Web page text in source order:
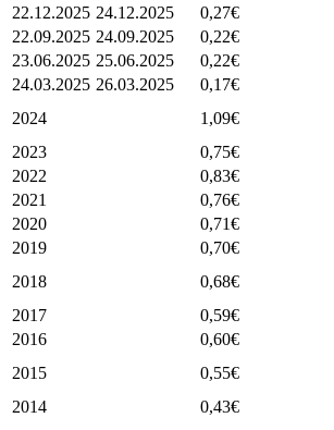
22.12.2025 24.12.2025 0,27€
22.09.2025 24.09.2025 0,22€
23.06.2025 25.06.2025 0,22€
24.03.2025 26.03.2025 0,17€
2024
1,09€
2023
0,75€
2022
0,83€
2021
0,76€
2020
0,71€
2019
0,70€
2018
0,68€
2017
0,59€
2016
0,60€
2015
0,55€
2014
0,43€